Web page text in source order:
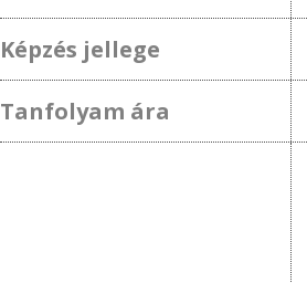
Képzés jellege
Tanfolyam ára